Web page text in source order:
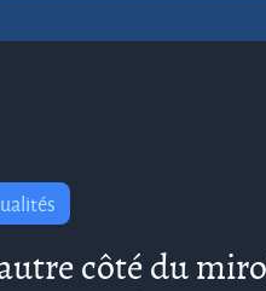
côté du